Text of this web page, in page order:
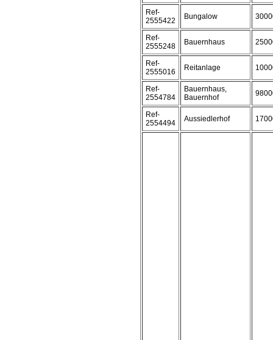
Ref-
2555422
Bungalow
Ref-
2555248
Bauernhaus
Ref-
2555016
Reitanlage
Ref-
2554784
Bauernhaus,
Bauernhof
Ref-
2554494
Aussiedlerhof